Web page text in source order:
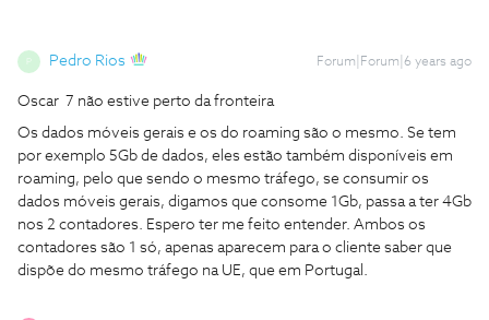
Pedro Rios Forum|Forum|6 years ago
Oscar 7 não estive perto da fronteira
Os dados móveis gerais e os do roaming são o mesmo. Se tem
por exemplo 5Gb de dados, eles estão também disponíveis em
roaming, pelo que sendo o mesmo tráfego, se consumir os
dados móveis gerais, digamos que consome 1Gb, passa a ter 4Gb
nos 2 contadores. Espero ter me feito entender. Ambos os
contadores são 1 só, apenas aparecem para o cliente saber que
dispõe do mesmo tráfego na UE, que em Portugal.